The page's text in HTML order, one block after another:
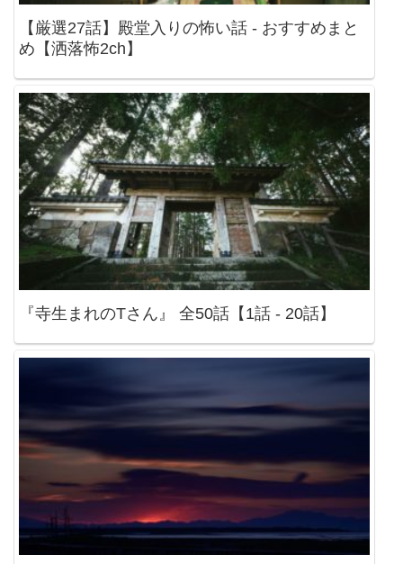
【厳選27話】殿堂入りの怖い話 - おすすめまと
め【洒落怖2ch】
『寺生まれのTさん』 全50話【1話 - 20話】